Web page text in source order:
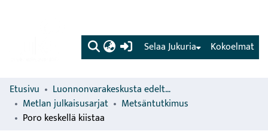
(current) Kokoelmat
Selaa Jukuria
Etusivu
Luonnonvarakeskusta edeltävien organisaatioiden sarjat
Metlan julkaisusarjat
Metsäntutkimus
Poro keskellä kiistaa